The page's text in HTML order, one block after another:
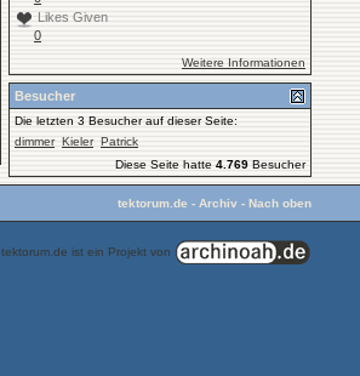
Likes Given
0
Weitere Informationen
Besucher
Die letzten 3 Besucher auf dieser Seite:
dimmer Kieler Patrick
Diese Seite hatte 4.769 Besucher
tektorum.de - Archiv - Nach oben
tektorum.de ist ein Projekt von